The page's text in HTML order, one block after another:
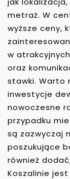
metraż. W
wyższe ceny,
w
oraz
stawki. Warto
inwestycje
nowoczesne
przypadku
są zazwyczaj
poszukujące
również
Koszalinie